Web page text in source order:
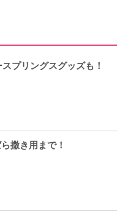
プリングスグッズも！
撒き用まで！